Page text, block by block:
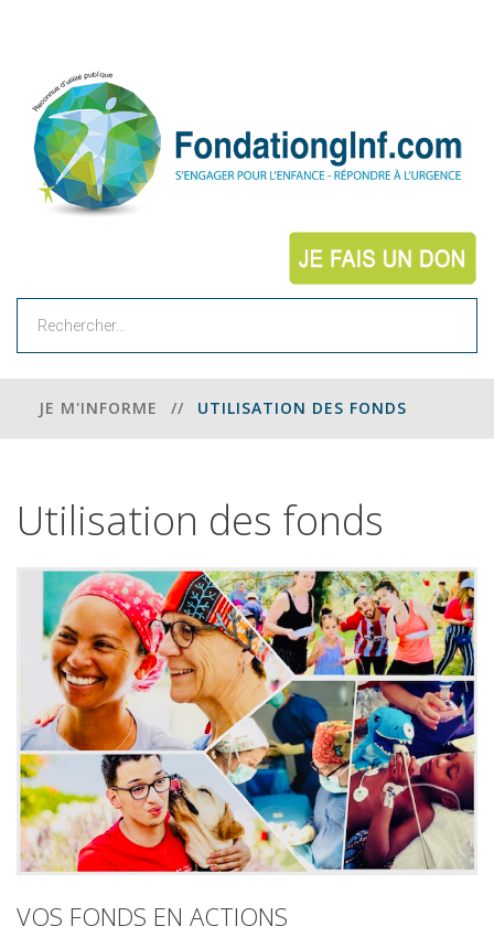
JE M'INFORME // UTILISATION DES FONDS
Utilisation des fonds
VOS FONDS EN ACTIONS